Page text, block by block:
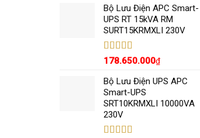
5 sao
Bộ Lưu Điện APC Smart-
UPS RT 15kVA RM
SURT15KRMXLI 230V
Được xếp
sao
178.650.000₫
Bộ Lưu Điện UPS APC
Smart-UPS
SRT10KRMXLI 10000VA
230V